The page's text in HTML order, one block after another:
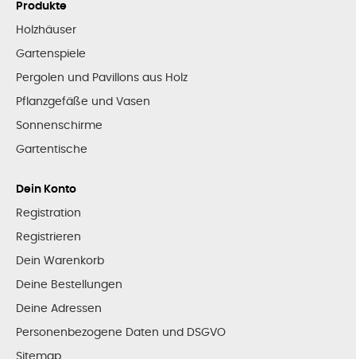
Produkte
Holzhäuser
Gartenspiele
Pergolen und Pavillons aus Holz
Pflanzgefäße und Vasen
Sonnenschirme
Gartentische
Dein Konto
Registration
Registrieren
Dein Warenkorb
Deine Bestellungen
Deine Adressen
Personenbezogene Daten und DSGVO
Sitemap